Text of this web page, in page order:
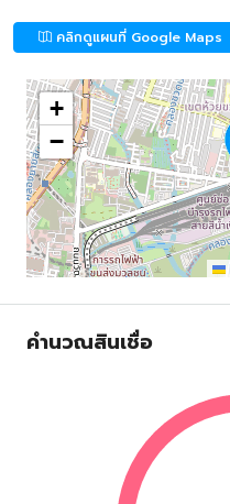
คลิกดูแผนที่ Google Maps
+
−
คำนวณสินเชื่อ